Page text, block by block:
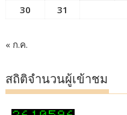
30
31
« ก.ค.
สถิติจำนวนผู้เข้าชม